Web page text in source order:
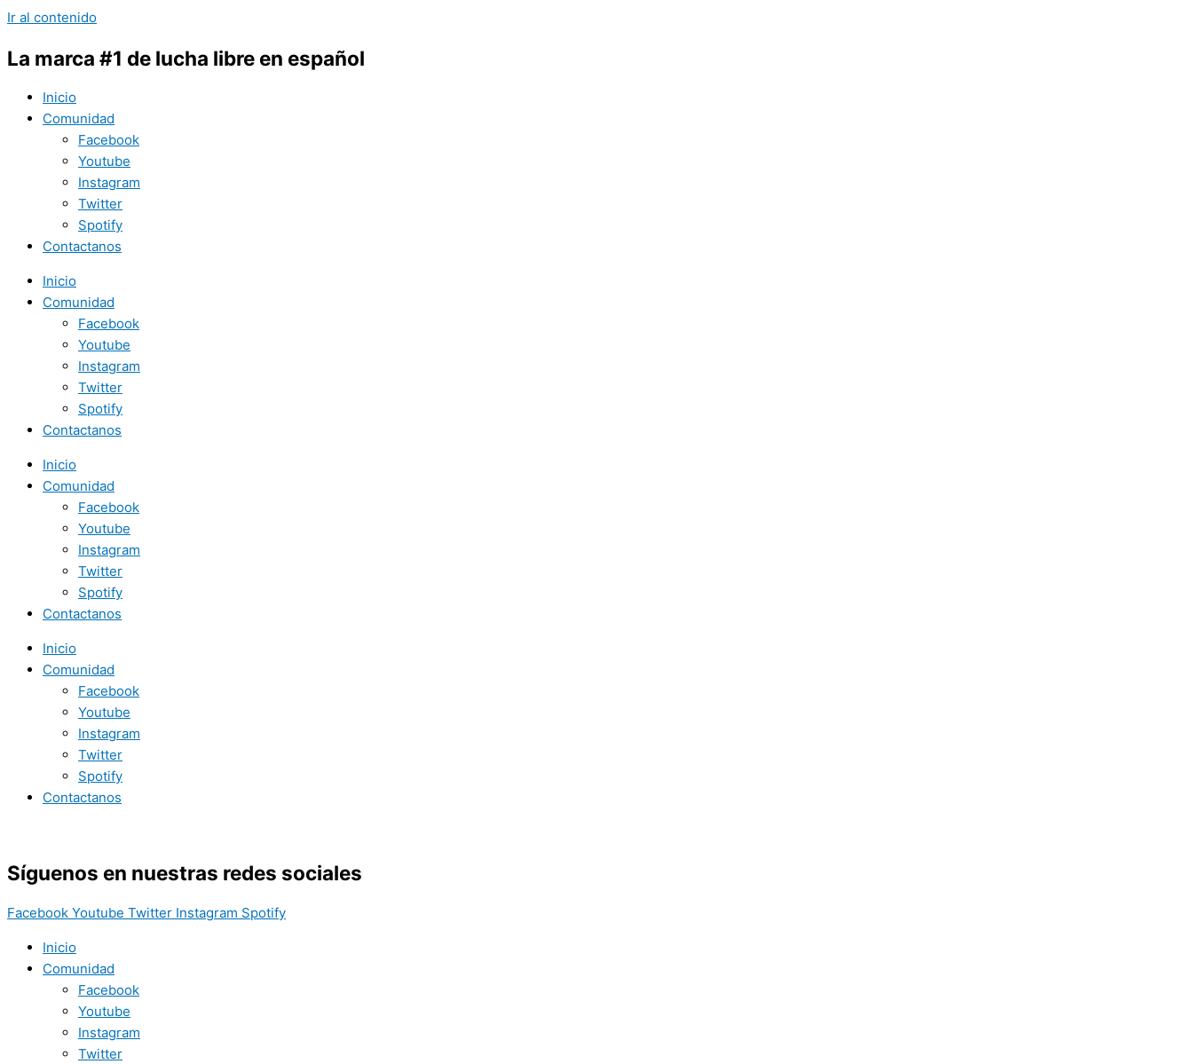
Ir al contenido
La marca #1 de lucha libre en español
Inicio
Comunidad
Facebook
Youtube
Instagram
Twitter
Spotify
Contactanos
Inicio
Comunidad
Facebook
Youtube
Instagram
Twitter
Spotify
Contactanos
Inicio
Comunidad
Facebook
Youtube
Instagram
Twitter
Spotify
Contactanos
Inicio
Comunidad
Facebook
Youtube
Instagram
Twitter
Spotify
Contactanos
Síguenos en nuestras redes sociales
Facebook Youtube Twitter Instagram Spotify
Inicio
Comunidad
Facebook
Youtube
Instagram
Twitter